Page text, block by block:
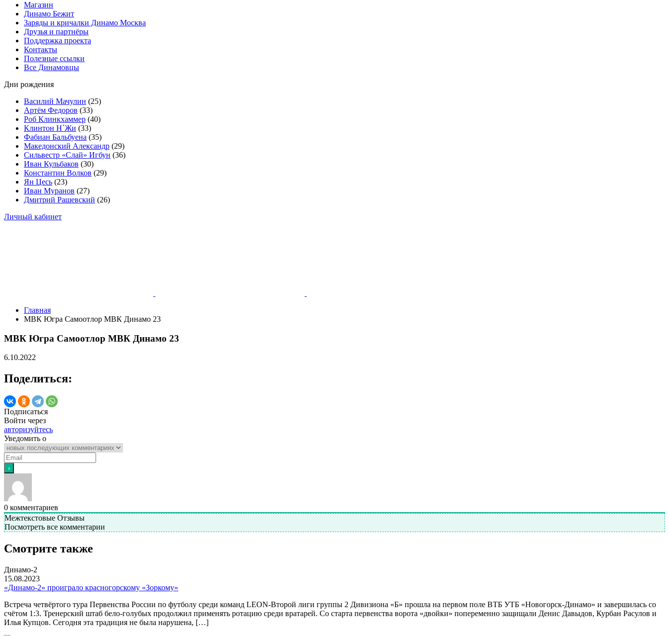
Магазин
Динамо Бежит
Заряды и кричалки Динамо Москва
Друзья и партнёры
Поддержка проекта
Контакты
Полезные ссылки
Все Динамовцы
Дни рождения
Василий Мачулин (25)
Артём Федоров (33)
Роб Клинкхаммер (40)
Клинтон Н`Жи (33)
Фабиан Бальбуена (35)
Македонский Александр (29)
Сильвестр «Слай» Игбун (36)
Иван Кульбаков (30)
Константин Волков (29)
Ян Цесь (23)
Иван Муранов (27)
Дмитрий Рашевский (26)
Личный кабинет
Главная
МВК Югра Самоотлор МВК Динамо 23
МВК Югра Самоотлор МВК Динамо 23
6.10.2022
Поделиться:
Подписаться
Войти через
авторизуйтесь
Уведомить о
0 комментариев
Межтекстовые Отзывы
Посмотреть все комментарии
Смотрите также
Динамо-2
15.08.2023
«Динамо-2» проиграло красногорскому «Зоркому»
Встреча четвёртого тура Первенства России по футболу среди команд LEON-Второй лиги группы 2 Дивизиона «Б» прошла на первом поле ВТБ УТБ «Новогорск-Динамо» и завершилась со
счётом 1:3. Тренерский штаб бело-голубых продолжил применять ротацию среди вратарей. Со старта первенства ворота «двойки» попеременно защищали Денис Давыдов, Курбан Расулов и
Илья Купцов. Сегодня эта традиция не была нарушена, […]